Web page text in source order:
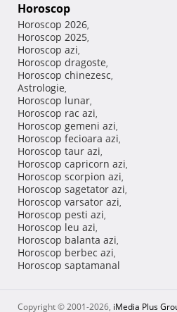
Horoscop
Horoscop 2026,
Horoscop 2025,
Horoscop azi,
Horoscop dragoste,
Horoscop chinezesc,
Astrologie,
Horoscop lunar,
Horoscop rac azi,
Horoscop gemeni azi,
Horoscop fecioara azi,
Horoscop taur azi,
Horoscop capricorn azi,
Horoscop scorpion azi,
Horoscop sagetator azi,
Horoscop varsator azi,
Horoscop pesti azi,
Horoscop leu azi,
Horoscop balanta azi,
Horoscop berbec azi,
Horoscop saptamanal
Copyright © 2001-2026, iMedia Plus